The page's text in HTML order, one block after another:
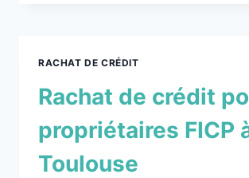
RACHAT DE CRÉDIT
Rachat de crédit
propriétaires FICP
Toulouse